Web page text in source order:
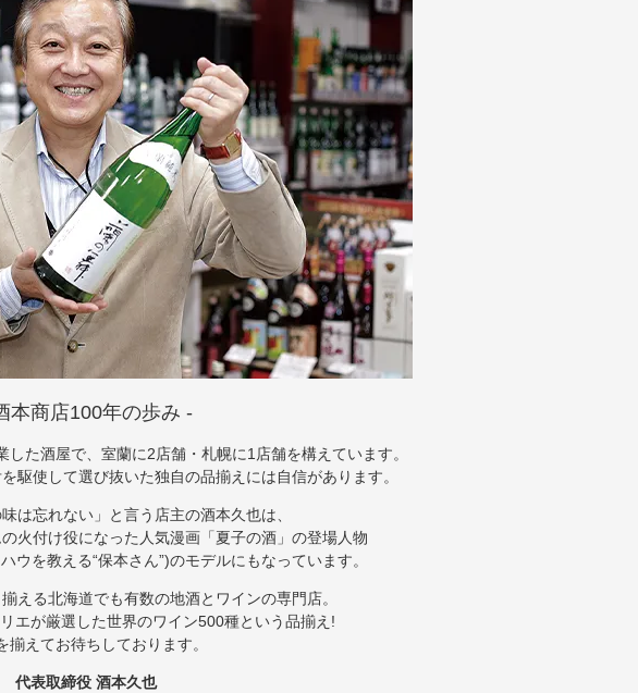
本商店100年の歩み ‐
た酒屋で、室蘭に2店舗・札幌に1店舗を構えています。
駆使して選び抜いた独自の品揃えには自信があります。
味は忘れない」と言う店主の酒本久也は、
火付け役になった人気漫画「夏子の酒」の登場人物
ウを教える“保本さん”)のモデルにもなっています。
える北海道でも有数の地酒とワインの専門店。
エが厳選した世界のワイン500種という品揃え!
揃えてお待ちしております。
代表取締役 酒本久也